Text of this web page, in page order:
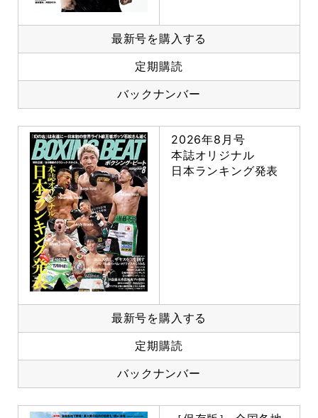
最新号を購入する
定期購読
バックナンバー
2026年8月号
本誌オリジナル
日本ランキング発表
最新号を購入する
定期購読
バックナンバー